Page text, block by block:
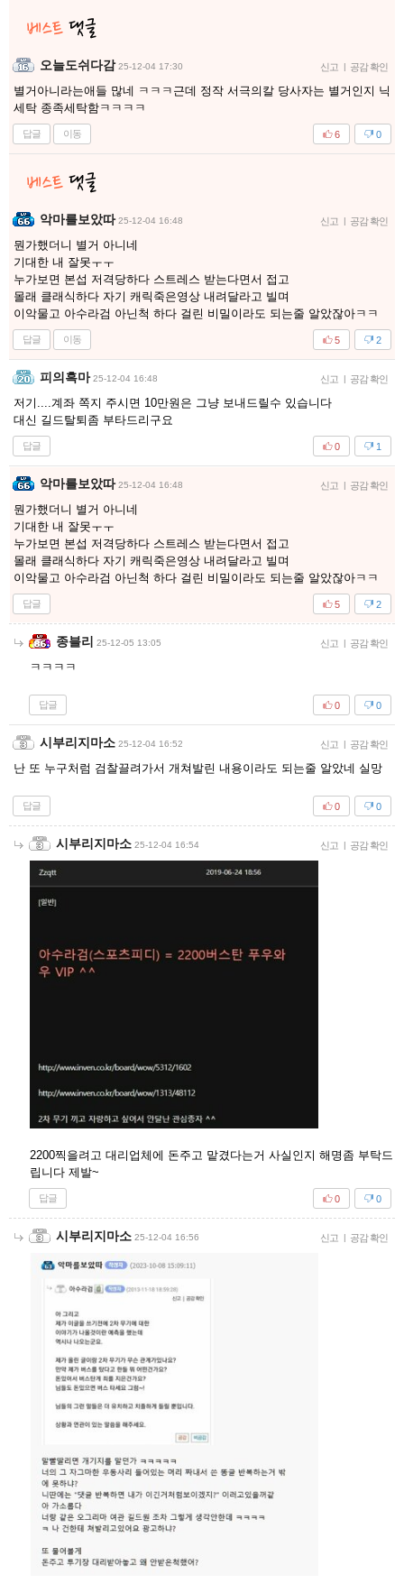
오늘도쉬다감 25-12-04 17:30 신고 | 공감 확인
별거아니라는애들 많네 ㅋㅋㅋ근데 정작 서극의칼 당사자는 별거인지 닉
세탁 종족세탁함ㅋㅋㅋㅋ
답글 이동 0
6
악마를보았따 25-12-04 16:48 신고 | 공감 확인
뭔가했더니 별거 아니네
기대한 내 잘못ㅜㅜ
누가보면 본섭 저격당하다 스트레스 받는다면서 접고
몰래 클래식하다 자기 캐릭죽은영상 내려달라고 빌며
이악물고 아수라검 아닌척 하다 걸린 비밀이라도 되는줄 알았잖아ㅋㅋ
답글 이동 2
5
피의흑마 25-12-04 16:48 신고 | 공감 확인
저기....계좌 쪽지 주시면 10만원은 그냥 보내드릴수 있습니다
대신 길드탈퇴좀 부타드리구요
답글 1
0
악마를보았따 25-12-04 16:48 신고 | 공감 확인
뭔가했더니 별거 아니네
기대한 내 잘못ㅜㅜ
누가보면 본섭 저격당하다 스트레스 받는다면서 접고
몰래 클래식하다 자기 캐릭죽은영상 내려달라고 빌며
이악물고 아수라검 아닌척 하다 걸린 비밀이라도 되는줄 알았잖아ㅋㅋ
답글 2
5
종블리 25-12-05 13:05 신고 | 공감 확인
ㅋㅋㅋㅋ
답글 0
0
시부리지마소 25-12-04 16:52 신고 | 공감 확인
난 또 누구처럼 검찰끌려가서 개쳐발린 내용이라도 되는줄 알았네 실망
답글 0
0
시부리지마소 25-12-04 16:54 신고 | 공감 확인
2200찍을려고 대리업체에 돈주고 맡겼다는거 사실인지 해명좀 부탁드
립니다 제발~
답글 0
0
시부리지마소 25-12-04 16:56 신고 | 공감 확인